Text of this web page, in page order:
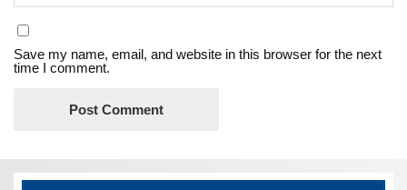
Save my name, email, and website in this browser for the next
time I comment.